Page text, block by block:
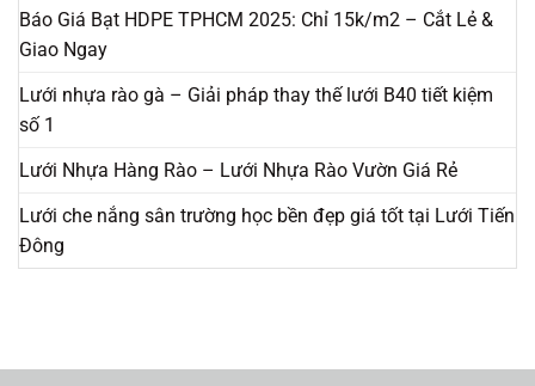
Báo Giá Bạt HDPE TPHCM 2025: Chỉ 15k/m2 – Cắt Lẻ &
Giao Ngay
Lưới nhựa rào gà – Giải pháp thay thế lưới B40 tiết kiệm
số 1
Lưới Nhựa Hàng Rào – Lưới Nhựa Rào Vườn Giá Rẻ
Lưới che nắng sân trường học bền đẹp giá tốt tại Lưới Tiến
Đông